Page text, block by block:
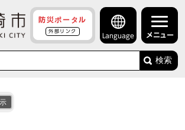
防災ポータル
外部リンク
Language メニュー
検索